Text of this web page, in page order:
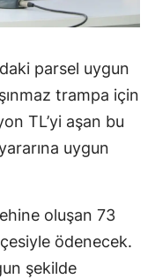
parsel uygun
trampa için
TL’yi aşan bu
uygun
oluşan 73
ödenecek.
şekilde